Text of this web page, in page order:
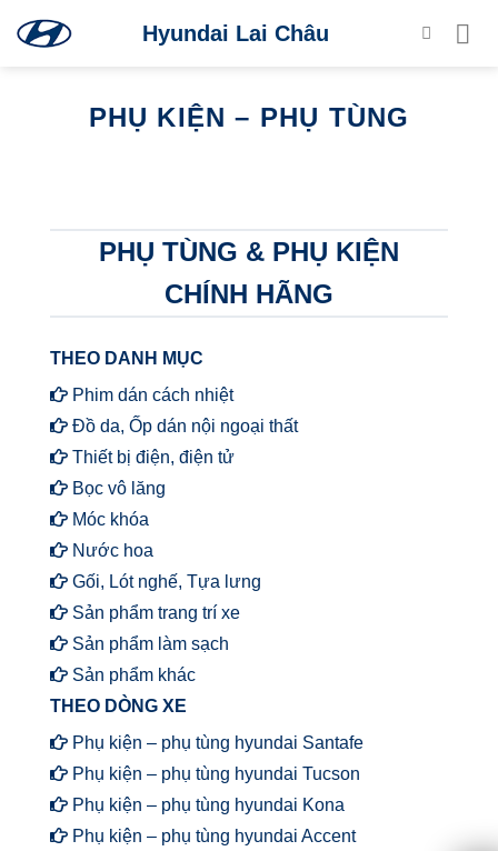
Hyundai Lai Châu
PHỤ KIỆN – PHỤ TÙNG
PHỤ TÙNG & PHỤ KIỆN
CHÍNH HÃNG
THEO DANH MỤC
Phim dán cách nhiệt
Đồ da, Ốp dán nội ngoại thất
Thiết bị điện, điện tử
Bọc vô lăng
Móc khóa
Nước hoa
Gối, Lót nghế, Tựa lưng
Sản phẩm trang trí xe
Sản phẩm làm sạch
Sản phẩm khác
THEO DÒNG XE
Phụ kiện – phụ tùng hyundai Santafe
Phụ kiện – phụ tùng hyundai Tucson
Phụ kiện – phụ tùng hyundai Kona
Phụ kiện – phụ tùng hyundai Accent